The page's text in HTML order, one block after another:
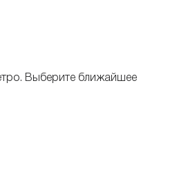
решением
Выберите ближайшее